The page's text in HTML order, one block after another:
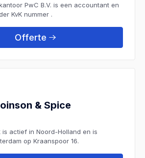
PwC B.V. is een accountant en
KvK nummer .
Offerte
& Spice
actief in Noord-Holland en is
op Kraanspoor 16.